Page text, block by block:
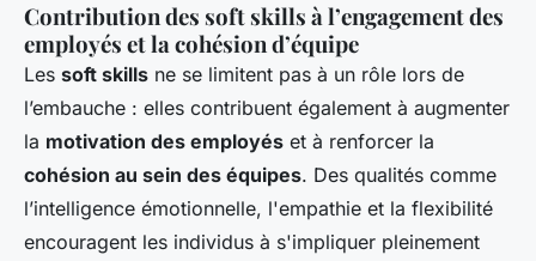
Contribution des soft skills à l’engagement des
employés et la cohésion d’équipe
Les soft skills ne se limitent pas à un rôle lors de
l’embauche : elles contribuent également à augmenter
la motivation des employés et à renforcer la
cohésion au sein des équipes. Des qualités comme
l’intelligence émotionnelle, l'empathie et la flexibilité
encouragent les individus à s'impliquer pleinement